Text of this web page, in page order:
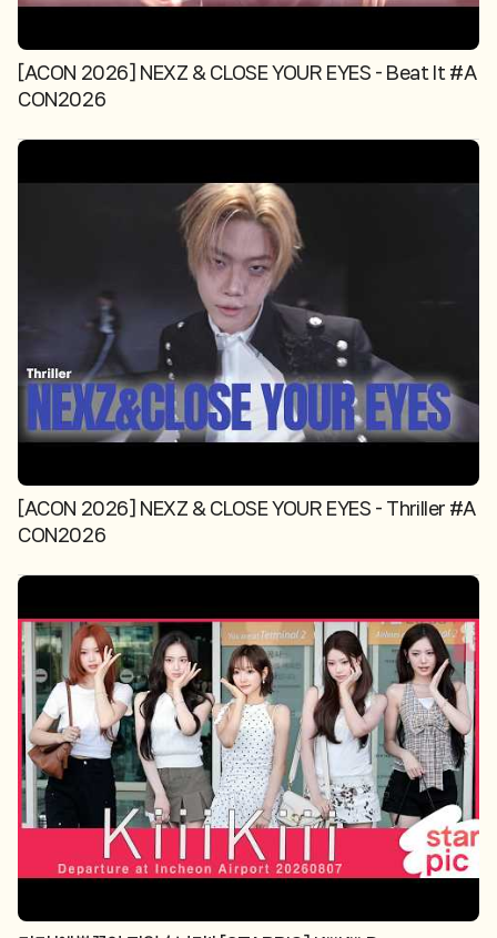
[ACON 2026] NEXZ & CLOSE YOUR EYES - Beat It #A
CON2026
[ACON 2026] NEXZ & CLOSE YOUR EYES - Thriller #A
CON2026